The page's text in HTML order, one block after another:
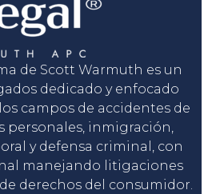
de Scott Warmuth es un
dedicado y enfocado
campos de accidentes de
personales, inmigración,
y defensa criminal, con
manejando litigaciones
derechos del consumidor.